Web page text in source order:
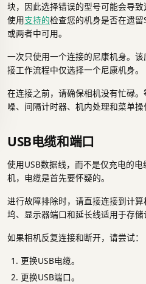
块，因此选择错误的型号可能会导致
使用支持的检查您的机身是否在遗
或两者中可用。
一次只使用一个连接的尼康机身。
接工作流程中仅选择一个尼康机身。
在连接之前，请确保相机没有忙碌
噪、间隔计时器、机内处理和菜单操
USB电缆和端口
使用USB数据线，而不是仅充电的
机，电缆是首先要怀疑的。
进行故障排除时，请直接连接到计
坞、显示器端口和延长线适用于存储
如果相机反复连接和断开，请尝试：
更换USB电缆。
更换USB端口。